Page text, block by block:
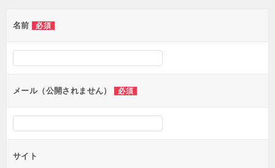
ー
シ
ン
名前 必須
メール（公開されません） 必須
サイト